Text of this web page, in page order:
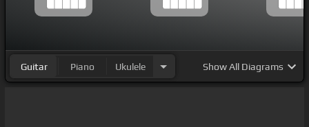
Guitar Piano Ukulele ShowAll Diagrams